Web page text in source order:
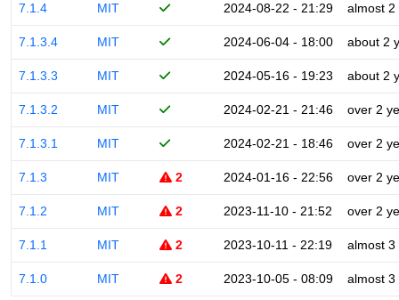
7.1.4 MIT 2024-08-22 - 21:29 almost 2
7.1.3.4 MIT 2024-06-04 - 18:00 about 2
7.1.3.3 MIT 2024-05-16 - 19:23 about 2
7.1.3.2 MIT 2024-02-21 - 21:46 over 2
7.1.3.1 MIT 2024-02-21 - 18:46 over 2
7.1.3 MIT 2 2024-01-16 - 22:56 over 2
7.1.2 MIT 2 2023-11-10 - 21:52 over 2
7.1.1 MIT 2 2023-10-11 - 22:19 almost 3
7.1.0 MIT 2 2023-10-05 - 08:09 almost 3